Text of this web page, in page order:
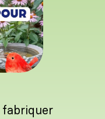
fabriquer